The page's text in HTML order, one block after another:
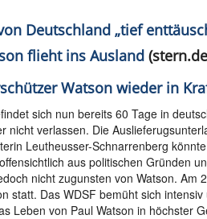
Deutschland „tief
flieht ins Ausland
Watson wieder in
sich nun bereits 60 Tage in
verlassen. Die
Leutheusser-Schnarrenberg
aus politischen Gründen
nicht zugunsten von Watson. Am
statt. Das WDSF bemüht sich
Leben von Paul Watson in höchster